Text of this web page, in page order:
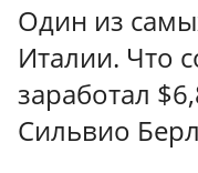
Один из
Италии. Что
заработал
Сильвио